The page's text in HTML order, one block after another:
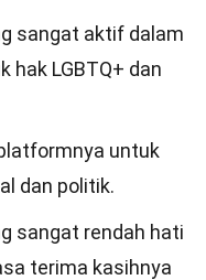
sangat aktif dalam
hak LGBTQ+ dan
untuk
dan politik.
sangat rendah hati
terima kasihnya